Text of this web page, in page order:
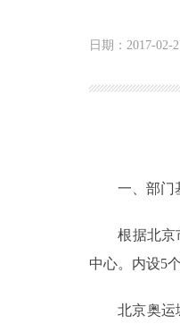
政务服务
日期：2017-02-
一、部门
根据北京市
中心。内设5
北京奥运城